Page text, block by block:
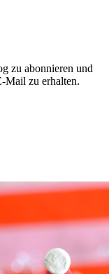
zu abonnieren und
Mail zu erhalten.